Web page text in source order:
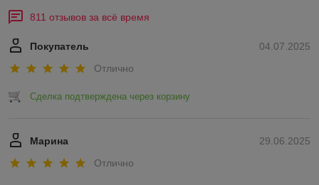
811 отзывов за всё время
04.07.2025
Покупатель
Отлично
Сделка подтверждена через корзину
29.06.2025
Марина
Отлично